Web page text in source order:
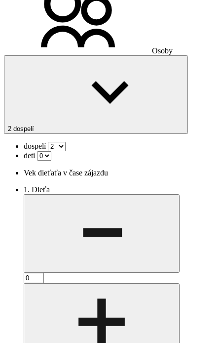
Osoby
2 dospelí
dospelí
deti
Vek dieťaťa v čase zájazdu
1. Dieťa